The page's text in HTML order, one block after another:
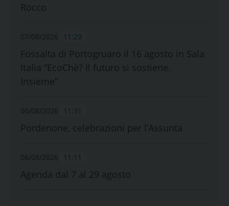
Rocco
07/08/2026 11:29
Fossalta di Portogruaro il 16 agosto in Sala
Italia “EcoChè? Il futuro si sostiene.
Insieme”
06/08/2026 11:31
Pordenone, celebrazioni per l’Assunta
06/08/2026 11:11
Agenda dal 7 al 29 agosto